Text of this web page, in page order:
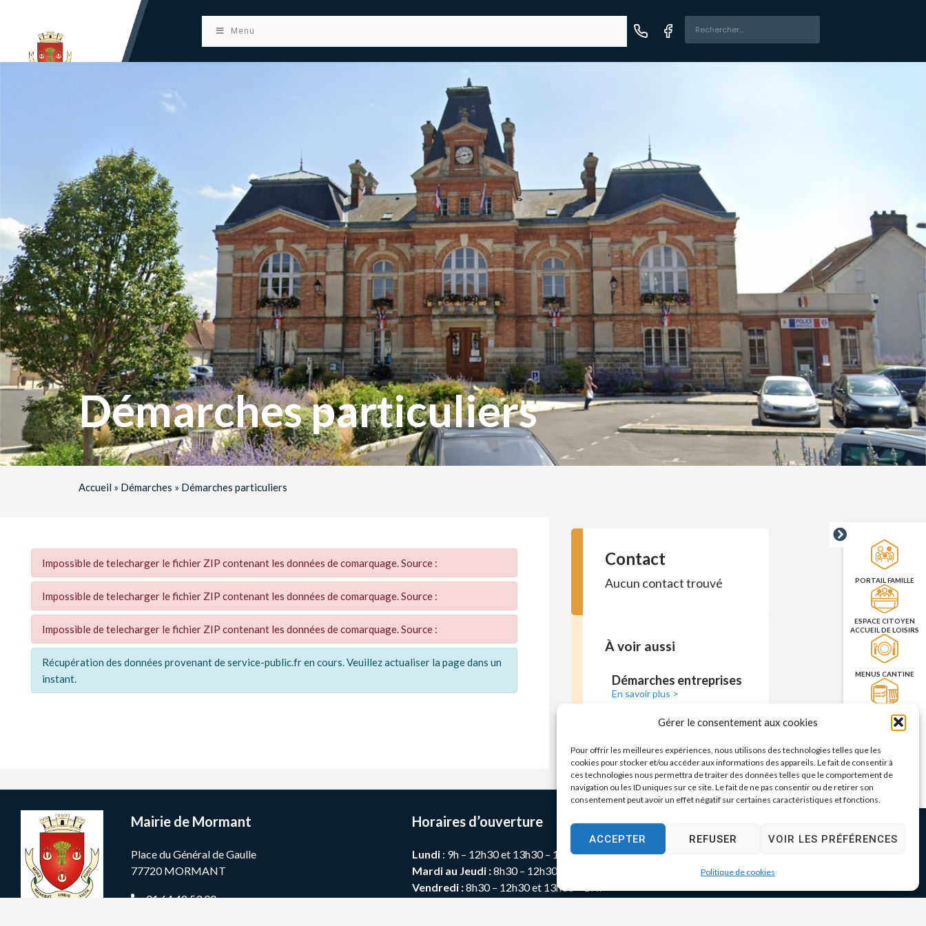
Gérer le consentement aux cookies
Pour offrir les meilleures expériences, nous utilisons des technologies telles que les
cookies pour stocker et/ou accéder aux informations des appareils. Le fait de consentir à
ces technologies nous permettra de traiter des données telles que le comportement de
navigation ou les ID uniques sur ce site. Le fait de ne pas consentir ou de retirer son
consentement peut avoir un effet négatif sur certaines caractéristiques et fonctions.
ACCEPTER REFUSER VOIR LES PRÉFÉRENCES
Politique de cookies
Menu
PORTAIL FAMILLE
ESPACE CITOYEN
ACCUEIL DE LOISIRS
MENUS CANTINE
RÉSERVATION DES
SALLES
VOUS
CNI/PASSEPORT
Démarches particuliers
Accueil » Démarches » Démarches particuliers
Impossible de telecharger le fichier ZIP contenant les données de comarquage. Source :
Impossible de telecharger le fichier ZIP contenant les données de comarquage. Source :
Impossible de telecharger le fichier ZIP contenant les données de comarquage. Source :
Récupération des données provenant de service-public.fr en cours. Veuillez actualiser la page dans un
instant.
Contact
Aucun contact trouvé
À voir aussi
Démarches entreprises
En savoir plus >
Mairie de Mormant
Place du Général de Gaulle
77720 MORMANT
01 64 42 53 00
Horaires d’ouverture
Lundi: 9h – 12h30 et 13h30 – 17h30
Mardi au Jeudi :8h30 – 12h30 et 13h30 – 17h30
Vendredi :8h30 – 12h30 et 13h30 – 17h